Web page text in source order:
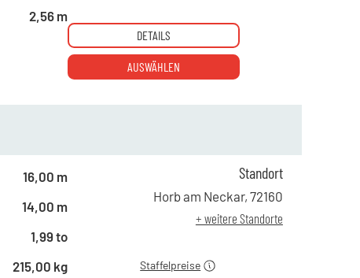
2,56 m
DETAILS
AUSWÄHLEN
16,00 m
14,00 m
1,99 to
215,00 kg
195,00 €
ab 6 Tagen
ab 21 Tagen
Staffelpreise
Standort
Horb am Neckar, 72160
+ weitere Standorte